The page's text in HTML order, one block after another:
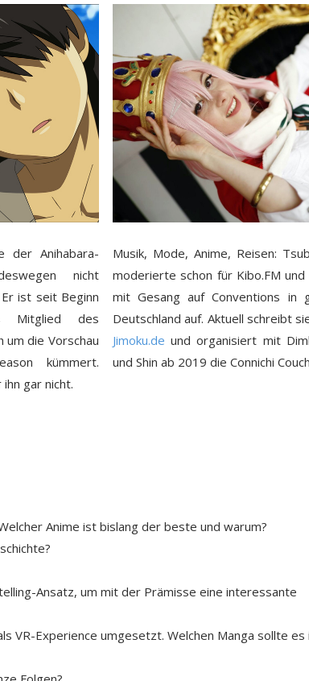
der Anihabara-
nicht
ist seit Beginn
Mitglied des
um die Vorschau
kümmert.
gar nicht.
Musik, Mode, Anime, Reisen:
moderierte schon für Kibo.FM
mit Gesang auf Conventions in
Deutschland auf. Aktuell schreibt
Jimoku.de und organisiert mit
und Shin ab 2019 die Connichi
Anime ist bislang der beste und warum?
Ansatz, um mit der Prämisse eine interessante
VR-Experience umgesetzt. Welchen Manga sollte es